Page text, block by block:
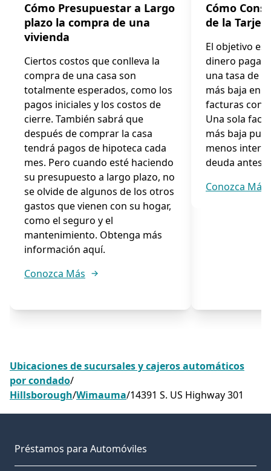
Cómo Presupuestar a Largo
plazo la compra de una
vivienda
Ciertos costos que conlleva la
compra de una casa son
totalmente esperados, como los
pagos iniciales y los costos de
cierre. También sabrá que
después de comprar la casa
tendrá pagos de hipoteca cada
mes. Pero cuando esté haciendo
su presupuesto a largo plazo, no
se olvide de algunos de los otros
gastos que vienen con su hogar,
como el seguro y el
mantenimiento. Obtenga más
información aquí.
Conozca Más
Cómo
de la
El objetivo
dinero
una tasa de
más baja en
facturas con
Una sola
más baja
menos
deuda antes.
Conozca Más
Ubicaciones de sucursales y cajeros automáticos
por condado/
Hillsborough/Wimauma/14391 S. US Highway 301
Préstamos para Automóviles